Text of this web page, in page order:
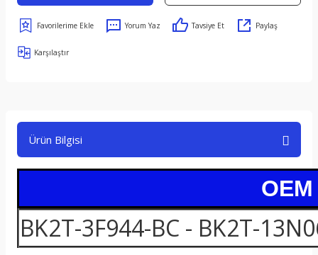
Yorum Yaz Tavsiye Et Paylaş
Karşılaştır
Ürün Bilgisi
BK2T-3F944-BC - BK2T-